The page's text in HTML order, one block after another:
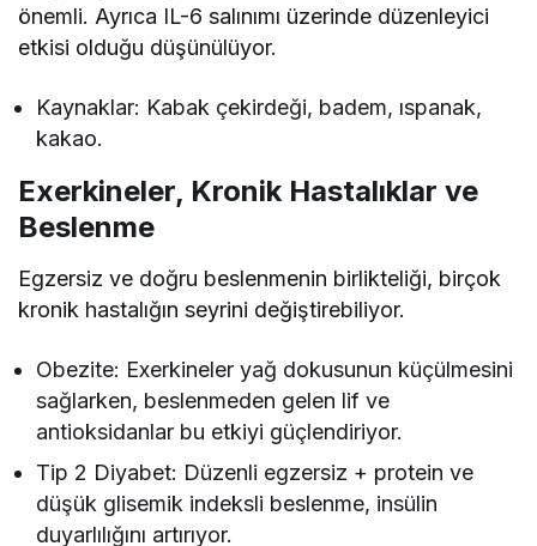
önemli. Ayrıca IL-6 salınımı üzerinde düzenleyici
etkisi olduğu düşünülüyor.
Kaynaklar: Kabak çekirdeği, badem, ıspanak,
kakao.
Exerkineler, Kronik Hastalıklar ve
Beslenme
Egzersiz ve doğru beslenmenin birlikteliği, birçok
kronik hastalığın seyrini değiştirebiliyor.
Obezite: Exerkineler yağ dokusunun küçülmesini
sağlarken, beslenmeden gelen lif ve
antioksidanlar bu etkiyi güçlendiriyor.
Tip 2 Diyabet: Düzenli egzersiz + protein ve
düşük glisemik indeksli beslenme, insülin
duyarlılığını artırıyor.